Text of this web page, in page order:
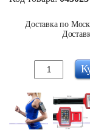
Доставка по